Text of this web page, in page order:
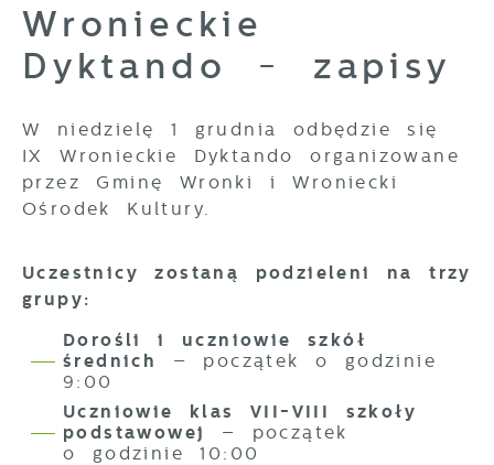
Wronieckie
Dyktando - zapisy
W niedzielę 1 grudnia odbędzie się
IX Wronieckie Dyktando organizowane
przez Gminę Wronki i Wroniecki
Ośrodek Kultury.
Uczestnicy zostaną podzieleni na trzy
grupy:
Dorośli i uczniowie szkół
średnich – początek o godzinie
9:00
Uczniowie klas VII-VIII szkoły
podstawowej
– początek
o godzinie 10:00
usług.
Pliki cookies odpowiadają na
podejmowane przez Ciebie działania w
preferencji prywatności, logowania czy
wypełniania formularzy. Dzięki plikom
cookies strona, z której korzystasz, może
działać bez zakłóceń.
Więcej
Funkcjonalne i personalizacyjne
Tego typu pliki cookies umożliwiają
stronie internetowej zapamiętanie
wprowadzonych przez Ciebie ustawień oraz
Dzięki tym plikom cookies możemy
zapewnić Ci większy komfort korzystania z
funkcjonalności naszej strony poprzez
dopasowanie jej do Twoich indywidualnych
preferencji. Wyrażenie zgody na
cookies gwarantuje dostępność większej
ilości funkcji na stronie.
Więcej
Analityczne
rozwijać się i dostosowywać do Twoich
potrzeb.